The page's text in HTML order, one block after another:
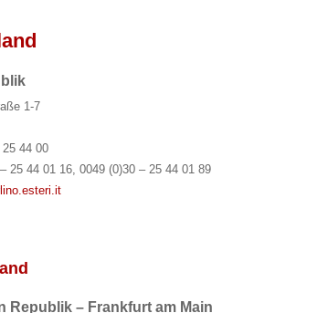
1-7
44 00
25 44 01 16, 0049 (0)30 – 25 44 01 89
Republik – Frankfurt am Main